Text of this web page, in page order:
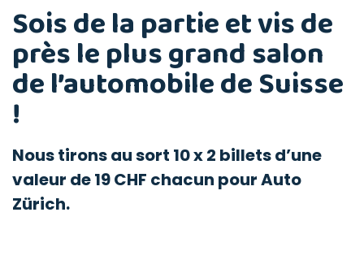
Sois de la partie et vis de
près le plus grand salon
de l’automobile de Suisse
!
Nous tirons au sort 10 x 2 billets d’une
valeur de 19 CHF chacun pour Auto
Zürich.